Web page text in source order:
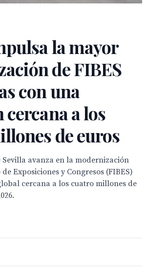
la mayor
de FIBES
con una
a los
de euros
avanza en la modernización
Exposiciones y Congresos (FIBES)
cercana a los cuatro millones de